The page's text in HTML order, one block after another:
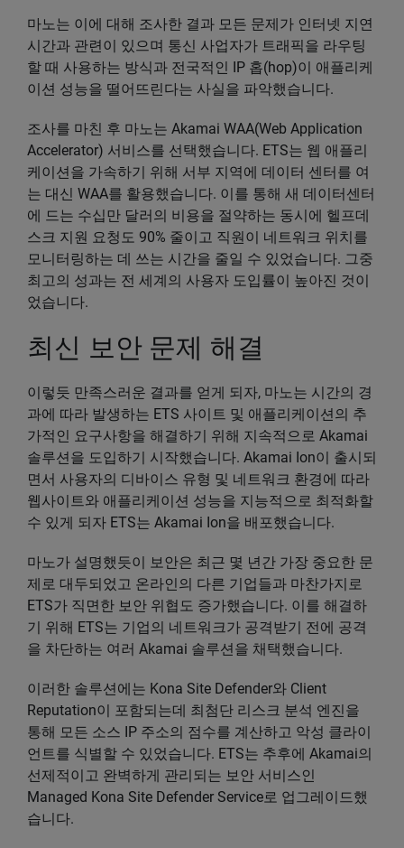
마노는 이에 대해 조사한 결과 모든 문제가 인터넷 지연
시간과 관련이 있으며 통신 사업자가 트래픽을 라우팅
할 때 사용하는 방식과 전국적인 IP 홉(hop)이 애플리케
이션 성능을 떨어뜨린다는 사실을 파악했습니다.
조사를 마친 후 마노는 Akamai WAA(Web Application
Accelerator) 서비스를 선택했습니다. ETS는 웹 애플리
케이션을 가속하기 위해 서부 지역에 데이터 센터를 여
는 대신 WAA를 활용했습니다. 이를 통해 새 데이터센터
에 드는 수십만 달러의 비용을 절약하는 동시에 헬프데
스크 지원 요청도 90% 줄이고 직원이 네트워크 위치를
모니터링하는 데 쓰는 시간을 줄일 수 있었습니다. 그중
최고의 성과는 전 세계의 사용자 도입률이 높아진 것이
었습니다.
최신 보안 문제 해결
이렇듯 만족스러운 결과를 얻게 되자, 마노는 시간의 경
과에 따라 발생하는 ETS 사이트 및 애플리케이션의 추
가적인 요구사항을 해결하기 위해 지속적으로 Akamai
솔루션을 도입하기 시작했습니다. Akamai Ion이 출시되
면서 사용자의 디바이스 유형 및 네트워크 환경에 따라
웹사이트와 애플리케이션 성능을 지능적으로 최적화할
수 있게 되자 ETS는 Akamai Ion을 배포했습니다.
마노가 설명했듯이 보안은 최근 몇 년간 가장 중요한 문
제로 대두되었고 온라인의 다른 기업들과 마찬가지로
ETS가 직면한 보안 위협도 증가했습니다. 이를 해결하
기 위해 ETS는 기업의 네트워크가 공격받기 전에 공격
을 차단하는 여러 Akamai 솔루션을 채택했습니다.
이러한 솔루션에는 Kona Site Defender와 Client
Reputation이 포함되는데 최첨단 리스크 분석 엔진을
통해 모든 소스 IP 주소의 점수를 계산하고 악성 클라이
언트를 식별할 수 있었습니다. ETS는 추후에 Akamai의
선제적이고 완벽하게 관리되는 보안 서비스인
Managed Kona Site Defender Service로 업그레이드했
습니다.